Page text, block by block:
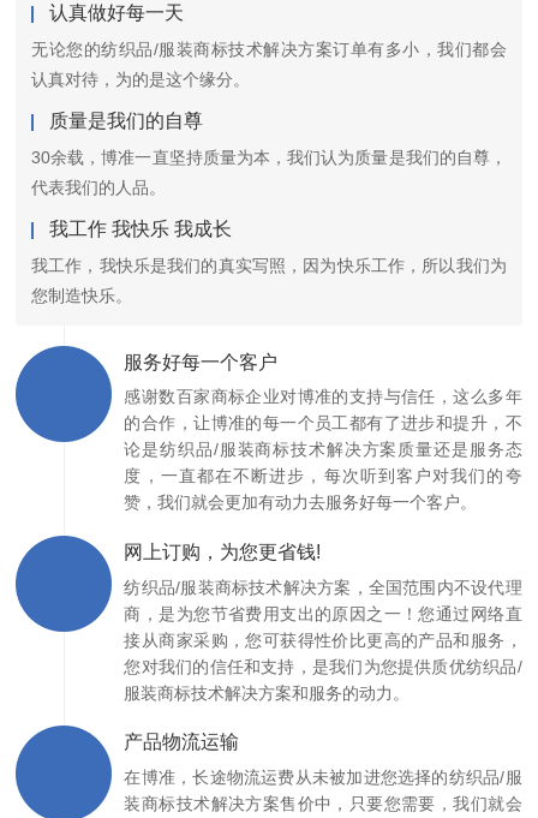
认真做好每一天
无论您的纺织品/服装商标技术解决方案订单有多小，我们都会
认真对待，为的是这个缘分。
质量是我们的自尊
30余载，博准一直坚持质量为本，我们认为质量是我们的自尊，
代表我们的人品。
我工作 我快乐 我成长
我工作，我快乐是我们的真实写照，因为快乐工作，所以我们为
您制造快乐。
服务好每一个客户
感谢数百家商标企业对博准的支持与信任，这么多年
的合作，让博准的每一个员工都有了进步和提升，不
论是纺织品/服装商标技术解决方案质量还是服务态
度，一直都在不断进步，每次听到客户对我们的夸
赞，我们就会更加有动力去服务好每一个客户。
网上订购，为您更省钱!
纺织品/服装商标技术解决方案，全国范围内不设代理
商，是为您节省费用支出的原因之一！您通过网络直
接从商家采购，您可获得性价比更高的产品和服务，
您对我们的信任和支持，是我们为您提供质优纺织品/
服装商标技术解决方案和服务的动力。
产品物流运输
在博准，长途物流运费从未被加进您选择的纺织品/服
装商标技术解决方案售价中，只要您需要，我们就会